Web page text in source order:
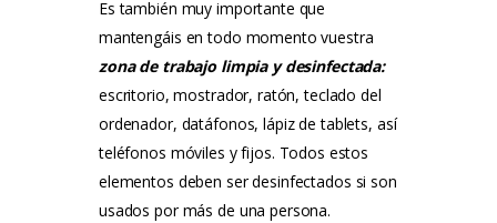
Es también muy importante que
mantengáis en todo momento vuestra
zona de trabajo limpia y desinfectada:
escritorio, mostrador, ratón, teclado del
ordenador, datáfonos, lápiz de tablets, así
teléfonos móviles y fijos. Todos estos
elementos deben ser desinfectados si son
usados ​​por más de una persona.